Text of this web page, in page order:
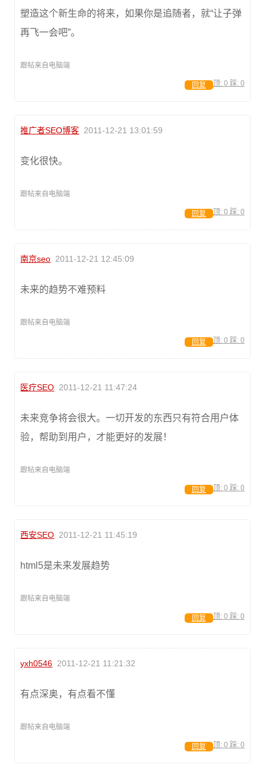
塑造这个新生命的将来，如果你是追随者，就“让子弹
再飞一会吧”。
跟帖来自电脑端
顶: 0 踩: 0
回复
推广者SEO博客 2011-12-21 13:01:59
变化很快。
跟帖来自电脑端
顶: 0 踩: 0
回复
南京seo 2011-12-21 12:45:09
未来的趋势不难预料
跟帖来自电脑端
顶: 0 踩: 0
回复
医疗SEO 2011-12-21 11:47:24
未来竞争将会很大。一切开发的东西只有符合用户体
验，帮助到用户，才能更好的发展！
跟帖来自电脑端
顶: 0 踩: 0
回复
西安SEO 2011-12-21 11:45:19
html5是未来发展趋势
跟帖来自电脑端
顶: 0 踩: 0
回复
yxh0546 2011-12-21 11:21:32
有点深奥，有点看不懂
跟帖来自电脑端
顶: 0 踩: 0
回复